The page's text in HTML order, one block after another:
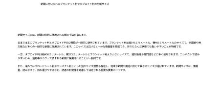
新聞に用いられるブランケット判やタブロイド判の用紙サイズ
新聞サイズとは、新聞の印刷に使用される紙の寸法を指します。
日本では主にブランケット判とタブロイド判の2種類が一般的に使用されています。ブランケット判は縦546ミリメートル、横406ミリメートルのサイズで、全国紙や地
方紙など多くの一般的な新聞に採用されています。このサイズは広げると十分な情報量を掲載でき、折りたたんだ状態でも扱いやすいことが特徴です。
一方、タブロイド判は縦406ミリメートル、横273ミリメートルとブランケット判より小さいサイズで、週刊新聞や専門誌などに多く使用されます。コンパクトで読み
やすいため、通勤中やカフェで読まれる新聞に採用されることが一般的です。
また、海外ではブロードシート判やコンパクト判といった別のサイズ規格も存在し、地域や新聞の用途に応じて異なるサイズが選ばれています。新聞サイズは、情報
量、読みやすさ、持ち運びやすさなど、読者の利便性を考慮して決定される重要な要素の一つです。